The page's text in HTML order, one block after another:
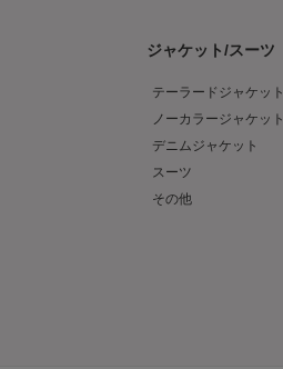
ジャケット/スーツ
テーラードジャケット
ノーカラージャケット
デニムジャケット
スーツ
その他